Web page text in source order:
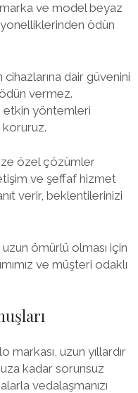
ve model beyaz
ödün
dair güvenini
vermez.
etkin yöntemleri
koruruz.
özel çözümler
ve şeffaf hizmet
verir, beklentilerinizi
ömürlü olması için
ve müşteri odaklı
markası, uzun yıllardır
kadar sorunsuz
vedalaşmanızı